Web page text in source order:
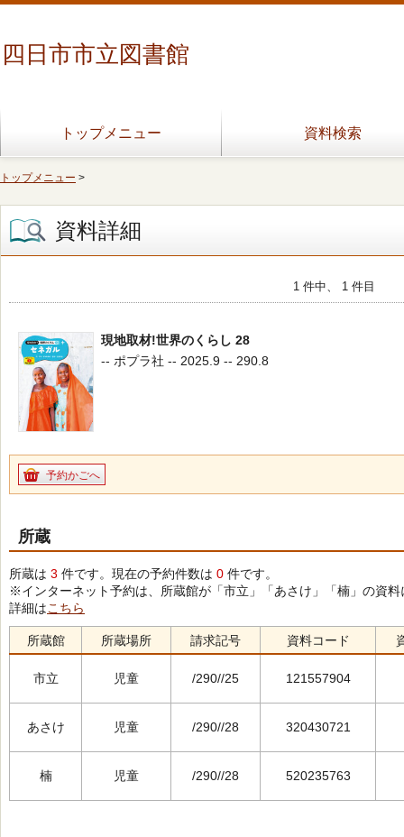
四日市市立図書館
トップメニュー 資料検索
トップメニュー >
資料詳細
1 件中、 1 件目
現地取材!世界のくらし 28
-- ポプラ社 -- 2025.9 -- 290.8
予約かごへ
所蔵
所蔵は 3 件です。現在の予約件数は 0 件です。
※インターネット予約は、所蔵館が「市立」「あさけ」「楠」の資
詳細はこちら
所蔵館 所蔵場所 請求記号 資料コード
市立 児童 /290//25 121557904
あさけ 児童 /290//28 320430721
楠 児童 /290//28 520235763